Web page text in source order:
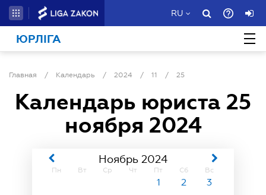
RU
ЮРЛІГА
Главная / Календарь / 2024 / 11 / 25
Календарь юриста 25
ноября 2024
Ноябрь 2024
Пн Вт Ср Чт Пт Сб Вс
1 2
3